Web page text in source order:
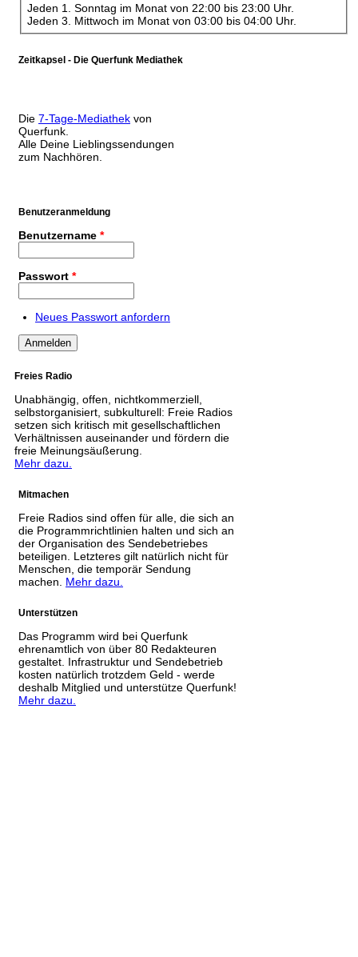
Jeden 1. Sonntag im Monat von 22:00 bis 23:00 Uhr.
Jeden 3. Mittwoch im Monat von 03:00 bis 04:00 Uhr.
Zeitkapsel - Die Querfunk Mediathek
Die 7-Tage-Mediathek von
Querfunk.
Alle Deine Lieblingssendungen
zum Nachhören.
Benutzeranmeldung
Benutzername *
Passwort *
Neues Passwort anfordern
Freies Radio
Unabhängig, offen, nichtkommerziell,
selbstorganisiert, subkulturell: Freie Radios
setzen sich kritisch mit gesellschaftlichen
Verhältnissen auseinander und fördern die
freie Meinungsäußerung.
Mehr dazu.
Mitmachen
Freie Radios sind offen für alle, die sich an
die Programmrichtlinien halten und sich an
der Organisation des Sendebetriebes
beteiligen. Letzteres gilt natürlich nicht für
Menschen, die temporär Sendung
machen. Mehr dazu.
Unterstützen
Das Programm wird bei Querfunk
ehrenamtlich von über 80 Redakteuren
gestaltet. Infrastruktur und Sendebetrieb
kosten natürlich trotzdem Geld - werde
deshalb Mitglied und unterstütze Querfunk!
Mehr dazu.